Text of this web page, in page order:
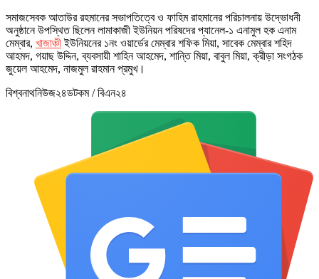
সমাজসেবক আতাউর রহমানের সভাপতিত্বে ও ফাহিম রাহমানের পরিচালনায় উদ্ভোধনী
অনুষ্ঠানে উপস্থিত ছিলেন লামাকাজী ইউনিয়ন পরিষদের প্যানেল-১ এনামুল হক এনাম
মেম্বার, খাজাঞ্চীইউনিয়নের ১নং ওয়ার্ডের মেম্বার শফিক মিয়া, সাবেক মেম্বার শহিদ
আহমদ, গয়াছ উদ্দিন, ব্যবসায়ী শাহিন আহমেদ, শান্তি মিয়া, বাবুল মিয়া, ক্রীড়া সংগঠক
জুয়েল আহমেদ, নাজমুল রাহমান প্রমুখ।
বিশ্বনাথনিউজ২৪ডটকম / বিএন২৪